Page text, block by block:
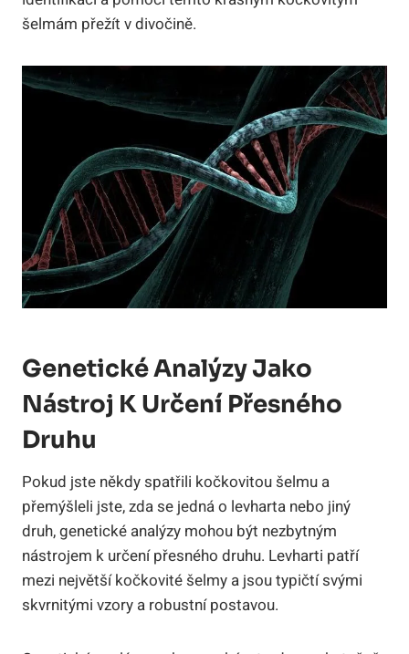
šelmám přežít v divočině.
Genetické Analýzy Jako
Nástroj K Určení Přesného
Druhu
Pokud jste někdy spatřili kočkovitou šelmu a
přemýšleli jste, zda se jedná o levharta nebo jiný
druh, genetické analýzy mohou být nezbytným
nástrojem k určení přesného druhu. Levharti patří
mezi největší kočkovité šelmy a jsou typičtí svými
skvrnitými vzory a robustní postavou.